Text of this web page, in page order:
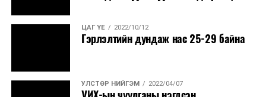
ЦАГ ҮЕ 2022/10/12
Гэрлэлтийн дундаж нас 25-29 байна
УЛСТӨР НИЙГЭМ 2022/04/07